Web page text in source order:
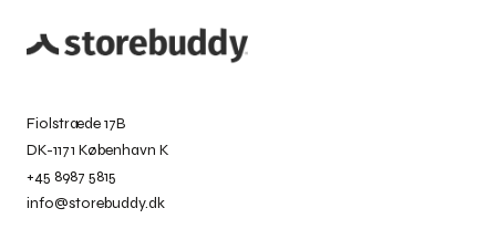
Fiolstræde 17B
DK-1171 København K
+45 8987 5815
info@storebuddy.dk